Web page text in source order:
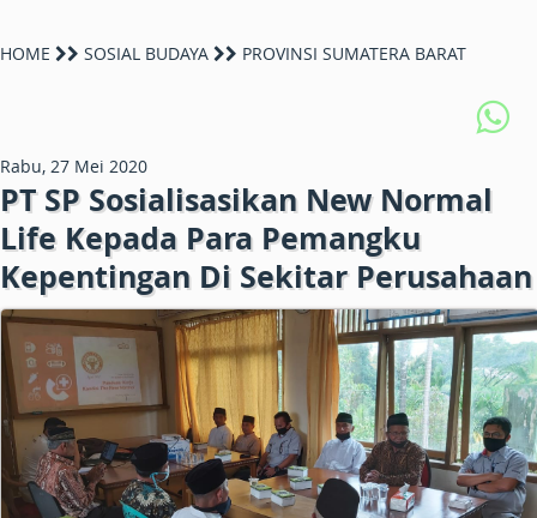
HOME SOSIAL BUDAYA PROVINSI SUMATERA BARAT
Rabu, 27 Mei 2020
PT SP Sosialisasikan New Normal
Life Kepada Para Pemangku
Kepentingan Di Sekitar Perusahaan